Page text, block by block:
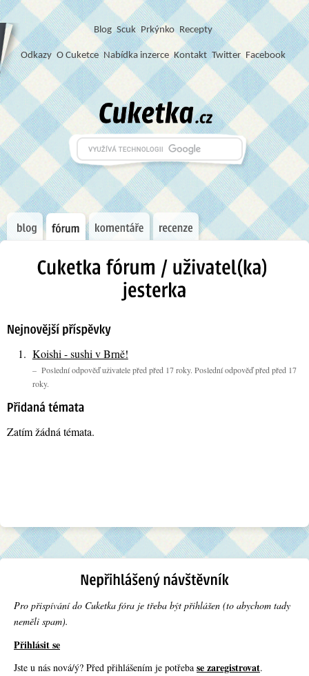
Blog Scuk Prkýnko Recepty
Odkazy O Cuketce Nabídka inzerce Kontakt Twitter Facebook
Koishi - sushi v Brně!
– Poslední odpověď uživatele před před 17 roky. Poslední odpověď před před 17
roky.
Zatím žádná témata.
Pro přispívání do Cuketka fóra je třeba být přihlášen (to abychom tady
neměli spam).
Přihlásit se
Jste u nás nová/ý? Před přihlášením je potřeba se zaregistrovat.